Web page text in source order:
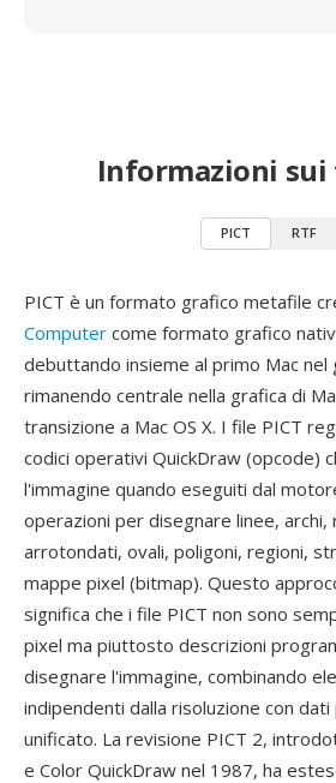
Informazioni
PICT RTF
PICT è un formato grafico metafile
Computer come formato grafico
debuttando insieme al primo Mac nel
rimanendo centrale nella grafica di
transizione a Mac OS X. I file PICT
codici operativi QuickDraw (opcode)
l'immagine quando eseguiti dal
operazioni per disegnare linee,
arrotondati, ovali, poligoni, regioni,
mappe pixel (bitmap). Questo
significa che i file PICT non sono
pixel ma piuttosto descrizioni
disegnare l'immagine, combinando
indipendenti dalla risoluzione con dati
unificato. La revisione PICT 2,
e Color QuickDraw nel 1987, ha